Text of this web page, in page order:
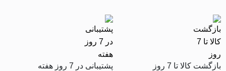
بازگشت کالا تا 7 روز
پشتیبانی در 7 روز هفته